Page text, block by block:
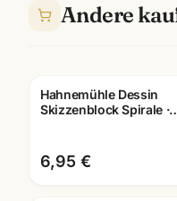
Andere
Hahnemühle Dessin
Skizzenblock Spirale ·
Mannheim
6,95 €